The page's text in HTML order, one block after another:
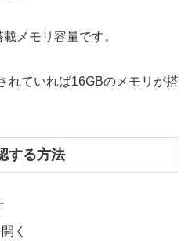
メモリ容量です。
れていれば16GBのメモリが搭
する方法
く